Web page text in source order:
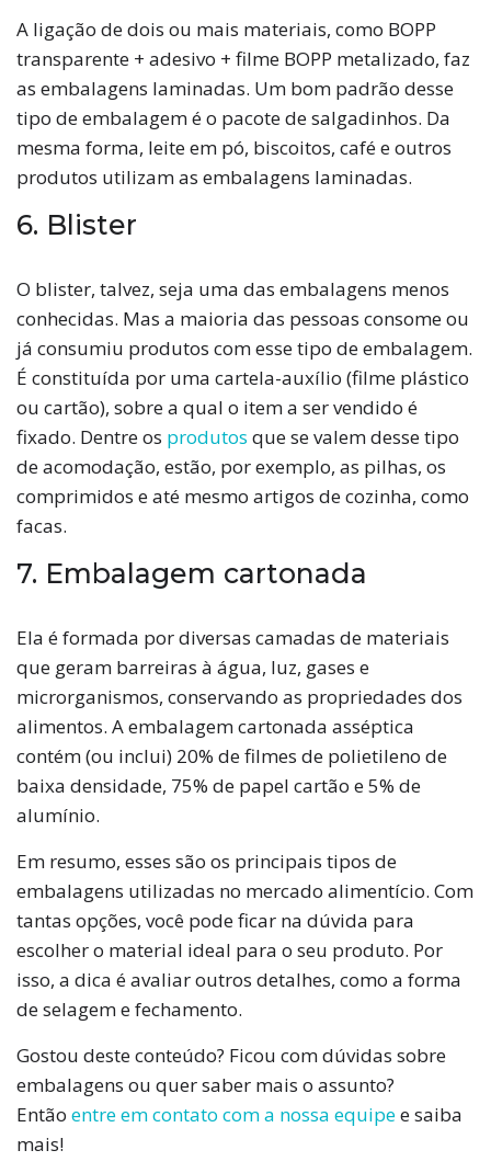
A ligação de dois ou mais materiais, como BOPP
transparente + adesivo + filme BOPP metalizado, faz
as embalagens laminadas. Um bom padrão desse
tipo de embalagem é o pacote de salgadinhos. Da
mesma forma, leite em pó, biscoitos, café e outros
produtos utilizam as embalagens laminadas.
6. Blister
O blister, talvez, seja uma das embalagens menos
conhecidas. Mas a maioria das pessoas consome ou
já consumiu produtos com esse tipo de embalagem.
É constituída por uma cartela-auxílio (filme plástico
ou cartão), sobre a qual o item a ser vendido é
fixado. Dentre os produtos que se valem desse tipo
de acomodação, estão, por exemplo, as pilhas, os
comprimidos e até mesmo artigos de cozinha, como
facas.
7. Embalagem cartonada
Ela é formada por diversas camadas de materiais
que geram barreiras à água, luz, gases e
microrganismos, conservando as propriedades dos
alimentos. A embalagem cartonada asséptica
contém (ou inclui) 20% de filmes de polietileno de
baixa densidade, 75% de papel cartão e 5% de
alumínio.
Em resumo, esses são os principais tipos de
embalagens utilizadas no mercado alimentício. Com
tantas opções, você pode ficar na dúvida para
escolher o material ideal para o seu produto. Por
isso, a dica é avaliar outros detalhes, como a forma
de selagem e fechamento.
Gostou deste conteúdo? Ficou com dúvidas sobre
embalagens ou quer saber mais o assunto?
Então entre em contato com a nossa equipee saiba
mais!